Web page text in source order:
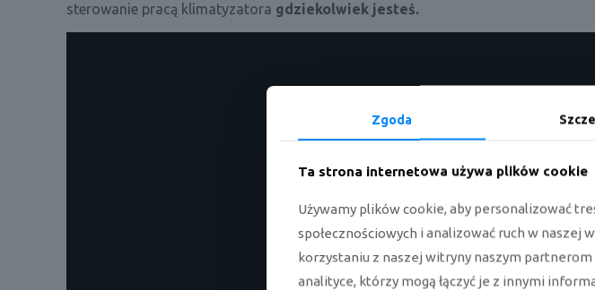
sterowanie pracą klimatyzatora gdziekolwiek jesteś.
Zgoda
Ta strona internetowa używa plików cookie
Używamy plików cookie, aby personalizować
społecznościowych i analizować ruch w
korzystaniu z naszej witryny naszym
analityce, którzy mogą łączyć je z innymi